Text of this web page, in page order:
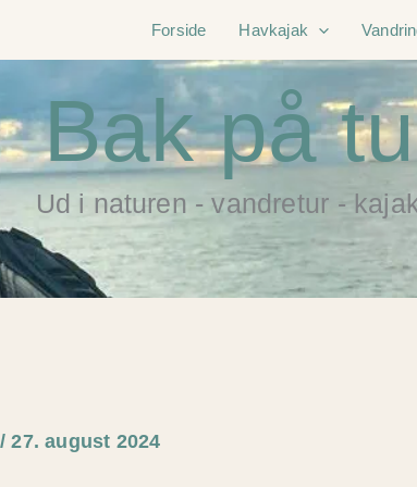
Forside Havkajak
Bak på
Ud i naturen - vandretur -
/27. august 2024